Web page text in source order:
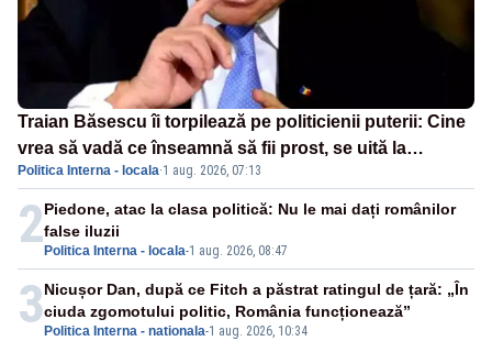
Traian Băsescu îi torpilează pe politicienii puterii: Cine
vrea să vadă ce înseamnă să fii prost, se uită la
România
Politica Interna - locala·1 aug. 2026, 07:13
2 Politica Interna - locala-1 aug. 2026, 08:47
Piedone, atac la clasa politică: Nu le mai dați românilor
false iluzii
3 Politica Interna - nationala-1 aug. 2026, 10:34
Nicușor Dan, după ce Fitch a păstrat ratingul de țară: „În
ciuda zgomotului politic, România funcționează”